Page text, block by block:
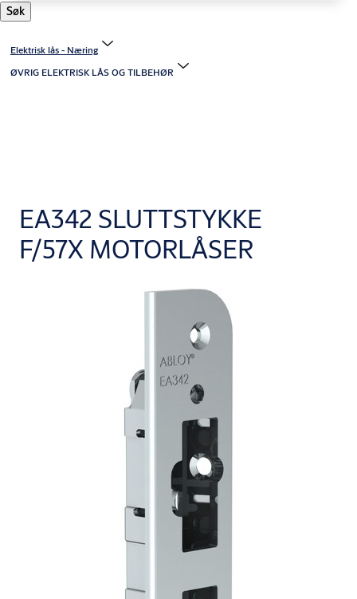
Søk
Elektrisk lås - Næring
ØVRIG ELEKTRISK LÅS OG TILBEHØR
EA342 SLUTTSTYKKE
F/57X MOTORLÅSER